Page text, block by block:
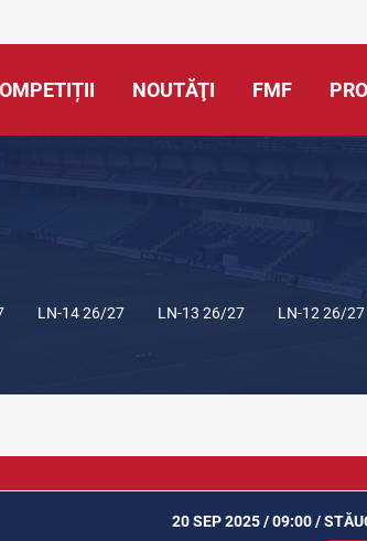
NOUTĂŢI FMF
LN-14 26/27 LN-13 26/27 LN-12 26/27
20 SEP 2025 / 09:00 /